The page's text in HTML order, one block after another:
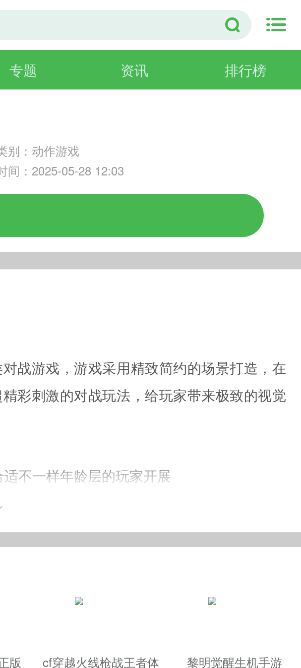
专题 资讯 排行榜
别：动作游戏
间：2025-05-28 12:03
战游戏，游戏采用精致简约的场景打造，在
彩刺激的对战玩法，给玩家带来极致的视觉
不一样年龄层的玩家开展
的敌人，给你淋漓尽致的作战
武器装备，战胜你的敌人就能获得钱币
版
cf穿越火线枪战王者体
黎明觉醒生机手游